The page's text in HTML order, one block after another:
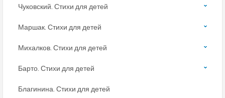
Чуковский. Стихи для детей
Маршак. Стихи для детей
Михалков. Стихи для детей
Барто. Стихи для детей
Благинина. Стихи для детей